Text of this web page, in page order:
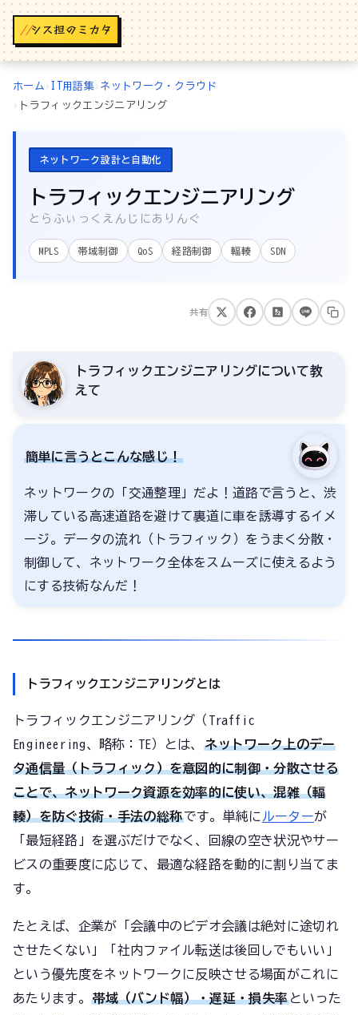
//
ホーム › IT用語集› ネットワーク・クラウド
›
トラフィックエンジニアリング
ネットワーク設計と自動化
トラフィックエンジニアリング
とらふぃっくえんじにありんぐ
MPLS 帯域制御 QoS 経路制御 輻輳 SDN
共有
トラフィックエンジニアリングについて教
えて
簡単に言うとこんな感じ！
ネットワークの「交通整理」だよ！道路で言うと、渋
滞している高速道路を避けて裏道に車を誘導するイメ
ージ。データの流れ（トラフィック）をうまく分散・
制御して、ネットワーク全体をスムーズに使えるよう
にする技術なんだ！
トラフィックエンジニアリングとは
トラフィックエンジニアリング（Traffic
Engineering、略称：TE）とは、 ネットワーク上のデー
タ通信量（トラフィック）を意図的に制御・分散させる
ことで、ネットワーク資源を効率的に使い、混雑（輻
輳）を防ぐ技術・手法の総称です。単純に ルーターが
「最短経路」を選ぶだけでなく、回線の空き状況やサー
ビスの重要度に応じて、最適な経路を動的に割り当てま
す。
たとえば、企業が「会議中のビデオ会議は絶対に途切れ
させたくない」「社内ファイル転送は後回しでもいい」
という優先度をネットワークに反映させる場面がこれに
あたります。 帯域（バンド幅）・遅延・損失率といった